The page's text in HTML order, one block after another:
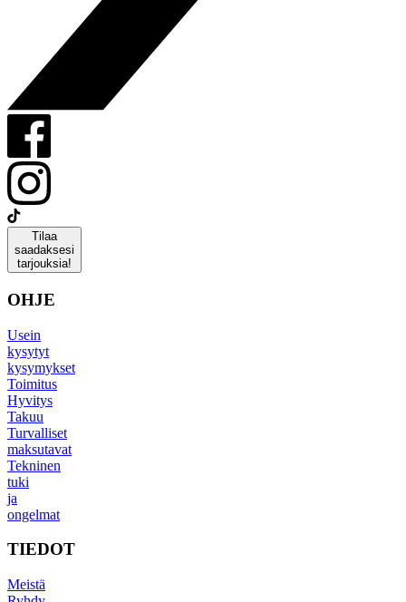
Tilaa
saadaksesi
tarjouksia!
OHJE
Usein
kysytyt
kysymykset
Toimitus
Hyvitys
Takuu
Turvalliset
maksutavat
Tekninen
tuki
ja
ongelmat
TIEDOT
Meistä